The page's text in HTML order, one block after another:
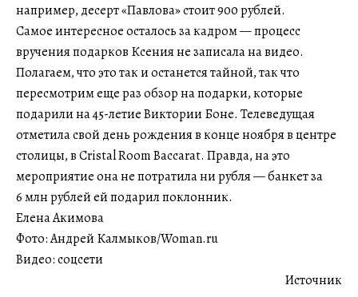
например, десерт «Павлова» стоит 900 рублей.
Самое интересное осталось за кадром — процесс
вручения подарков Ксения не записала на видео.
Полагаем, что это так и останется тайной, так что
пересмотрим еще раз обзор на подарки, которые
подарили на 45-летие Виктории Боне. Телеведущая
отметила свой день рождения в конце ноября в центре
столицы, в Cristal Room Baccarat. Правда, на это
мероприятие она не потратила ни рубля — банкет за
6 млн рублей ей подарил поклонник.
Елена Акимова
Фото: Андрей Калмыков/Woman.ru
Видео: соцсети
Источник